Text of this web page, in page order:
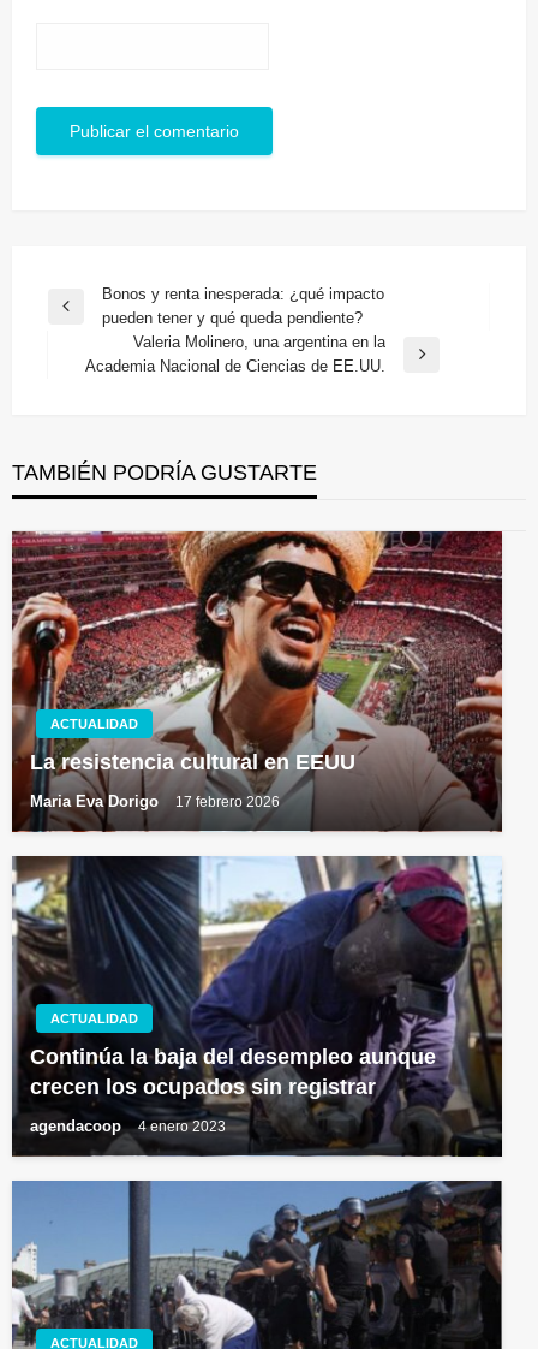
Navegación
entradas
Entrada
Bonos y renta inesperada: ¿qué impacto
pueden tener y qué queda pendiente?
Entrada
Valeria Molinero, una argentina en la
Academia Nacional de Ciencias de EE.UU.
TAMBIÉN PODRÍA GUSTARTE
ACTUALIDAD
La resistencia cultural en EEUU
Maria Eva Dorigo 17 febrero 2026
ACTUALIDAD
Continúa la baja del desempleo aunque
crecen los ocupados sin registrar
agendacoop 4 enero 2023
ACTUALIDAD